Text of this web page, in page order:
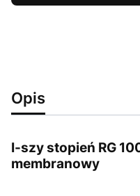
Opis
I-szy stopień RG
membranowy